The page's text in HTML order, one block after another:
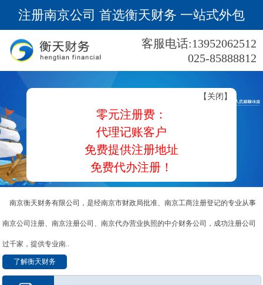
注册南京公司 首选衡天财务 一站式外包
客服电话:13952062512
025-85888812
【关闭】
零元注册费：
代理记账客户
免费提供注册地址
免费代办注册！
南京衡天财务有限公司，是经南京市财政局批准、南京工商注册登记的专业从事
南京公司注册、南京注册公司、南京代办营业执照的中介财务公司，成功注册公司
过千家，提供专业南..
了解衡天财务